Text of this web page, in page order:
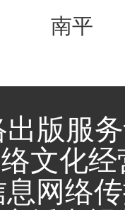
南平
出版服
文化
息网络